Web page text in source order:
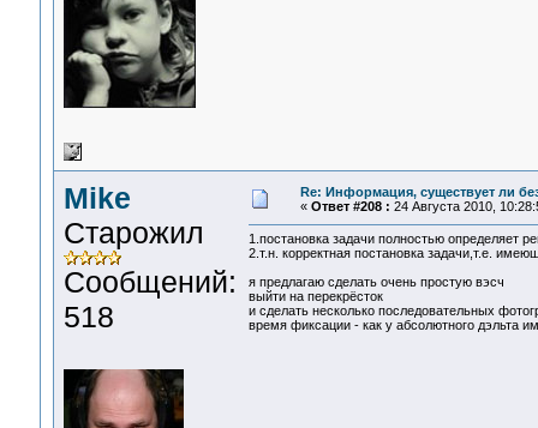
Mike
Старожил
Сообщений:
518
Re: Информация, существует ли
« Ответ #208 : 24 Августа 2010,
1.постановка задачи полностью определяет
2.т.н. корректная постановка задачи,т.е.
я предлагаю сделать очень простую вэсч
выйти на перекрёсток
и сделать несколько последовательных
время фиксации - как у абсолютного дэльта